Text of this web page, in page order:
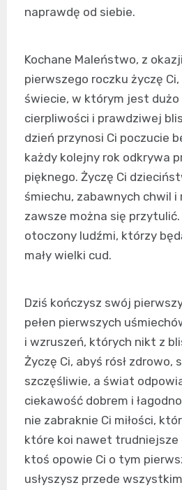
naprawdę od siebie.
Kochane Maleństwo, z
pierwszego roczku życzę
świecie, w którym jest dużo
cierpliwości i prawdziwej
dzień przynosi Ci poczucie
każdy kolejny rok odkrywa
pięknego. Życzę Ci
śmiechu, zabawnych chwil i
zawsze można się przytulić.
otoczony ludźmi, którzy
mały wielki cud.
Dziś kończysz swój
pełen pierwszych
i wzruszeń, których nikt z
Życzę Ci, abyś rósł zdrowo,
szczęśliwie, a świat
ciekawość dobrem i
nie zabraknie Ci miłości,
które koi nawet trudniejsze
ktoś opowie Ci o tym
usłyszysz przede